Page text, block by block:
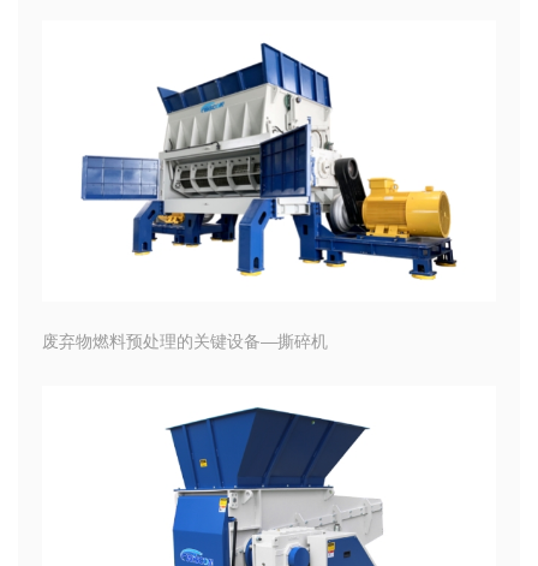
废弃物燃料预处理的关键设备—撕碎机